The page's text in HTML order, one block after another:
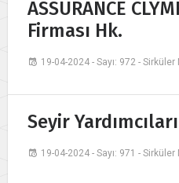
ASSURANCE
Firması Hk.
19-04-2024 - Sayı: 972 - Sirküler
Seyir
19-04-2024 - Sayı: 971 - Sirküler